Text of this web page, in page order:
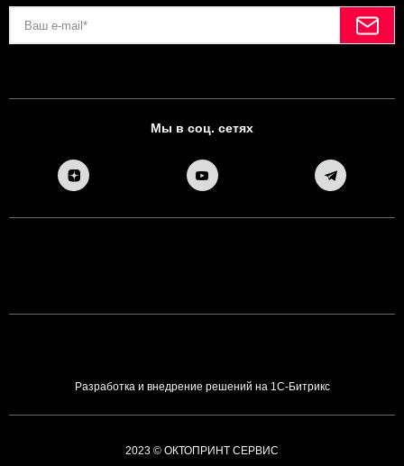
Мы в соц. сетях
Разработка и внедрение решений на 1С-Битрикс
2023 © ОКТОПРИНТ СЕРВИС